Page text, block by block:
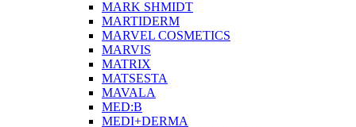
MARK SHMIDT
MARTIDERM
MARVEL COSMETICS
MARVIS
MATRIX
MATSESTA
MAVALA
MED:B
MEDI+DERMA